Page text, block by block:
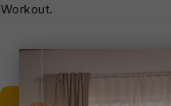
Workout.